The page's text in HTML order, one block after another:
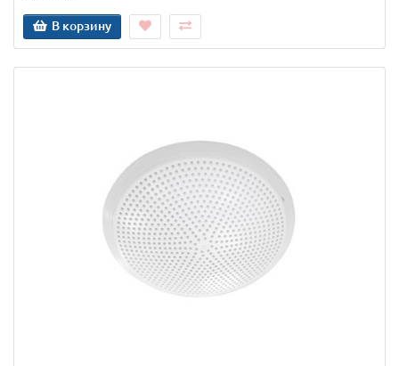
В корзину